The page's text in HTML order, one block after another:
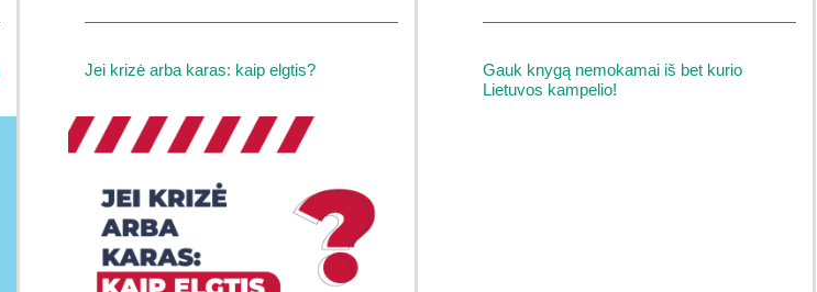
Jei krizė arba karas: kaip elgtis?
Gauk knygą nemokamai iš bet kurio
Lietuvos kampelio!